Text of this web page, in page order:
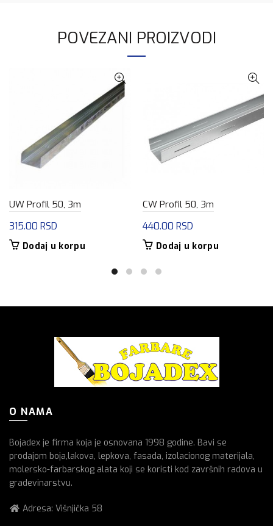
POVEZANI PROIZVODI
UW Profil 50, 3m
315.00 RSD
Dodaj u korpu
CW Profil 50, 3m
440.00 RSD
Dodaj u korpu
O NAMA
Bojadex je firma koja je osnovana 1998 godine. Bavi se
prodajom boja,lakova, lepkova, fasada, izolacionog materijala,
molersko-farbarskog alata koji se koristi kod završnih radova u
gradevinarstvu.
Adresa: Višnjička 58